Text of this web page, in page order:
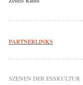
PARTNERLINKS
SZENEN DER ESSKULTUR